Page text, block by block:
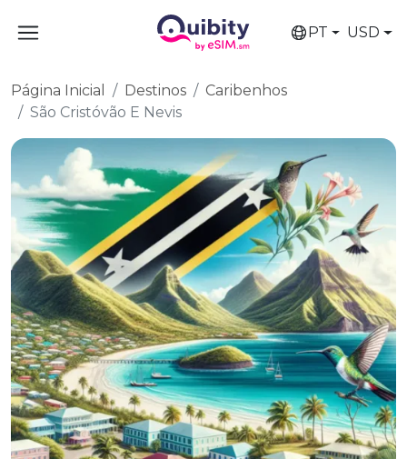
PT USD
Página Inicial Destinos
Caribenhos
São Cristóvão E Nevis